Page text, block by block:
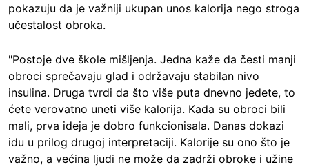
pokazuju da je važniji ukupan unos kalorija nego stroga
učestalost obroka.
"Postoje dve škole mišljenja. Jedna kaže da česti manji
obroci sprečavaju glad i održavaju stabilan nivo
insulina. Druga tvrdi da što više puta dnevno jedete, to
ćete verovatno uneti više kalorija. Kada su obroci bili
mali, prva ideja je dobro funkcionisala. Danas dokazi
idu u prilog drugoj interpretaciji. Kalorije su ono što je
važno, a većina ljudi ne može da zadrži obroke i užine